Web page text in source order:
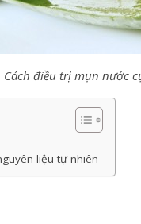
Cách điều trị mụn nước
liệu tự nhiên